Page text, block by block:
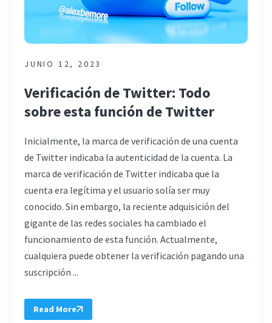
JUNIO 12, 2023
Verificación de Twitter: Todo
sobre esta función de Twitter
Inicialmente, la marca de verificación de una cuenta
de Twitter indicaba la autenticidad de la cuenta. La
marca de verificación de Twitter indicaba que la
cuenta era legítima y el usuario solía ser muy
conocido. Sin embargo, la reciente adquisición del
gigante de las redes sociales ha cambiado el
funcionamiento de esta función. Actualmente,
cualquiera puede obtener la verificación pagando una
suscripción ...
Read More